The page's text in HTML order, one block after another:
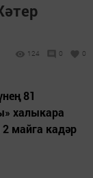
124 0 0
81
халыкара
майга кадәр